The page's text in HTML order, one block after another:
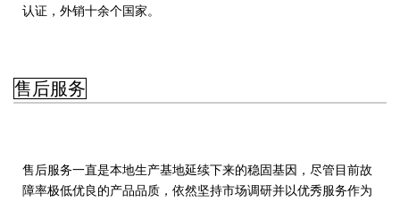
认证，外销十余个国家。
售后服务
售后服务一直是本地生产基地延续下来的稳固基因，尽管目前故
障率极低优良的产品品质，依然坚持市场调研并以优秀服务作为